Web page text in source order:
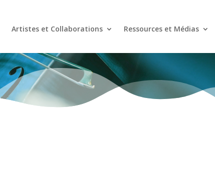
Artistes et Collaborations Ressources et Médias